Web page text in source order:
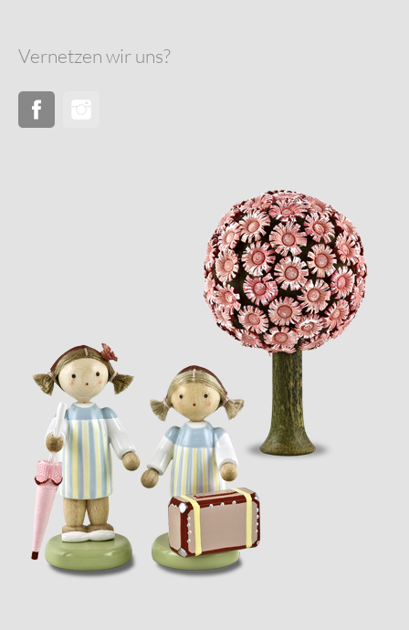
Vernetzen wir uns?